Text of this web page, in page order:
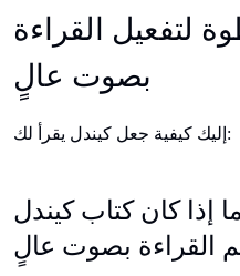
لتفعيل القراءة
بصوت عالٍ
إليك كيفية جعل كيندل يقرأ لك:
مما إذا كان كتاب كيندل
القراءة بصوت عالٍ